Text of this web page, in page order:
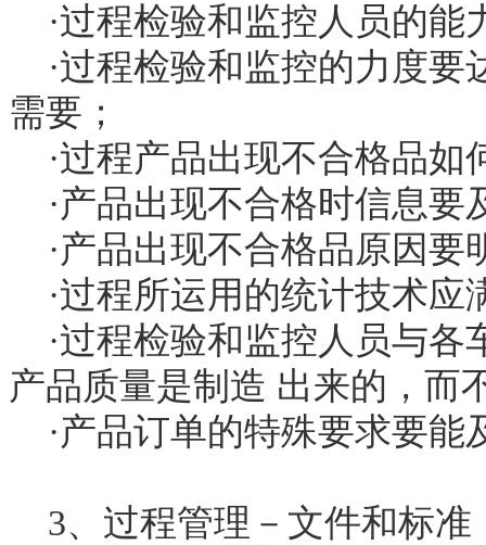
·过程检验和监控人员的能
·过程检验和监控的力度要
需要；
·过程产品出现不合格品如
·产品出现不合格时信息要
·产品出现不合格品原因要
·过程所运用的统计技术应
·过程检验和监控人员与各
产品质量是制造 出来的，而
·产品订单的特殊要求要能
3、过程管理－文件和标准